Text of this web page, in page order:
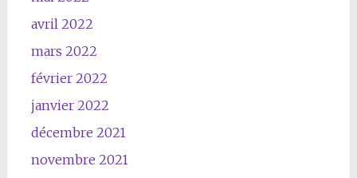
avril 2022
mars 2022
février 2022
janvier 2022
décembre 2021
novembre 2021